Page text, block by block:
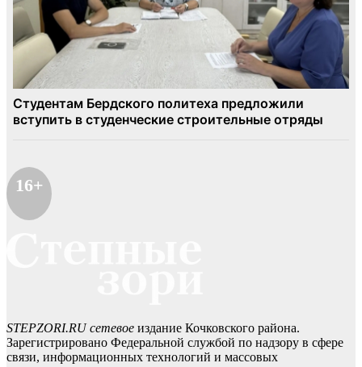
16+
STEPZORI.RU сетевое издание Кочковского района.
Зарегистрировано Федеральной службой по надзору в сфере
связи, информационных технологий и массовых